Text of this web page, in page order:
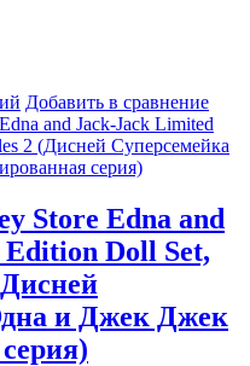
Добавить в сравнение
Store Edna and
Doll Set,
и Джек Джек